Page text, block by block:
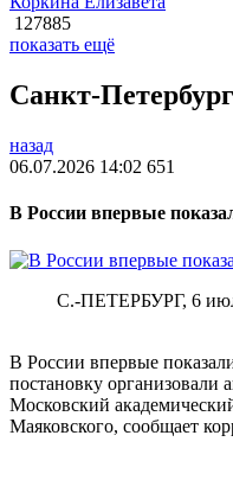
127885
показать ещё
Санкт-Петербург
назад
06.07.2026 14:02 651
В России впервые
С.-ПЕТЕРБУРГ, 6
В России впервые
постановку организовали
Московский
Маяковского, сообщает